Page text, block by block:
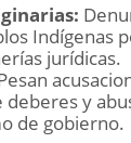
Indígenas
jurídicas.
y
de gobierno.